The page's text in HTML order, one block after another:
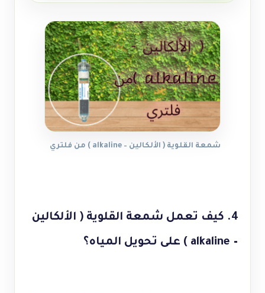
شمعة القلوية ( الألكالين – alkaline ) من فلتري
4. كيف تعمل شمعة القلوية ( الألكالين
– alkaline ) على تحويل المياه؟